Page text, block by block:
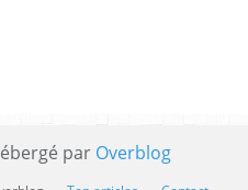
par Overblog